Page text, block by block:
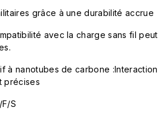
grâce à une durabilité accrue
avec la charge sans fil peut
à nanotubes de carbone
précises
F/S